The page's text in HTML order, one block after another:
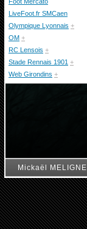
LiveFoot.fr SMCaen
Olympique Lyonnais +
OM +
RC Lensois +
Stade Rennais 1901 +
Web Girondins +
Mickaël MELIGNE